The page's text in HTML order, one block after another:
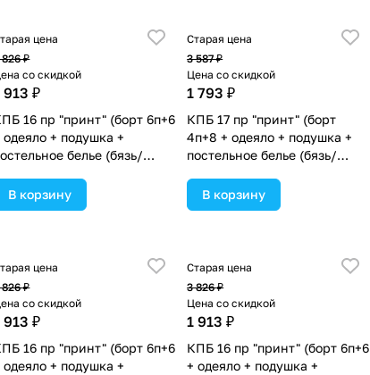
цена
826 ₽
со скидкой
913 ₽
16 пр "принт" (борт 6п+6
одеяло + подушка +
белье (бязь/
ассортименте.
В корзину
Старая цена
3 587 ₽
Цена со скидкой
1 793 ₽
КПБ 17 пр "принт" (борт
4п+8 + одеяло + подушка +
постельное белье (бязь/
(№П207_4а8бб_14) цвета в
ассортименте.
В корзину
цена
826 ₽
со скидкой
913 ₽
16 пр "принт" (борт 6п+6
одеяло + подушка +
Старая цена
3 826 ₽
Цена со скидкой
1 913 ₽
КПБ 16 пр "принт" (борт 6п+6
+ одеяло + подушка +